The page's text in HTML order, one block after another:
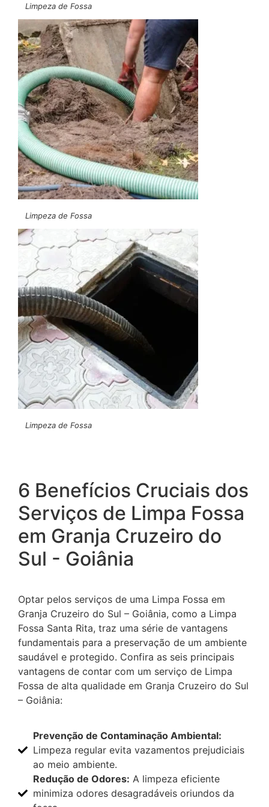
Limpeza de Fossa
Limpeza de Fossa
Limpeza de Fossa
6 Benefícios Cruciais dos
Serviços de Limpa Fossa
em Granja Cruzeiro do
Sul - Goiânia
Optar pelos serviços de uma Limpa Fossa em
Granja Cruzeiro do Sul – Goiânia, como a Limpa
Fossa Santa Rita, traz uma série de vantagens
fundamentais para a preservação de um ambiente
saudável e protegido. Confira as seis principais
vantagens de contar com um serviço de Limpa
Fossa de alta qualidade em Granja Cruzeiro do Sul
– Goiânia:
Prevenção de Contaminação Ambiental:
Limpeza regular evita vazamentos prejudiciais
ao meio ambiente.
Redução de Odores: A limpeza eficiente
minimiza odores desagradáveis oriundos da